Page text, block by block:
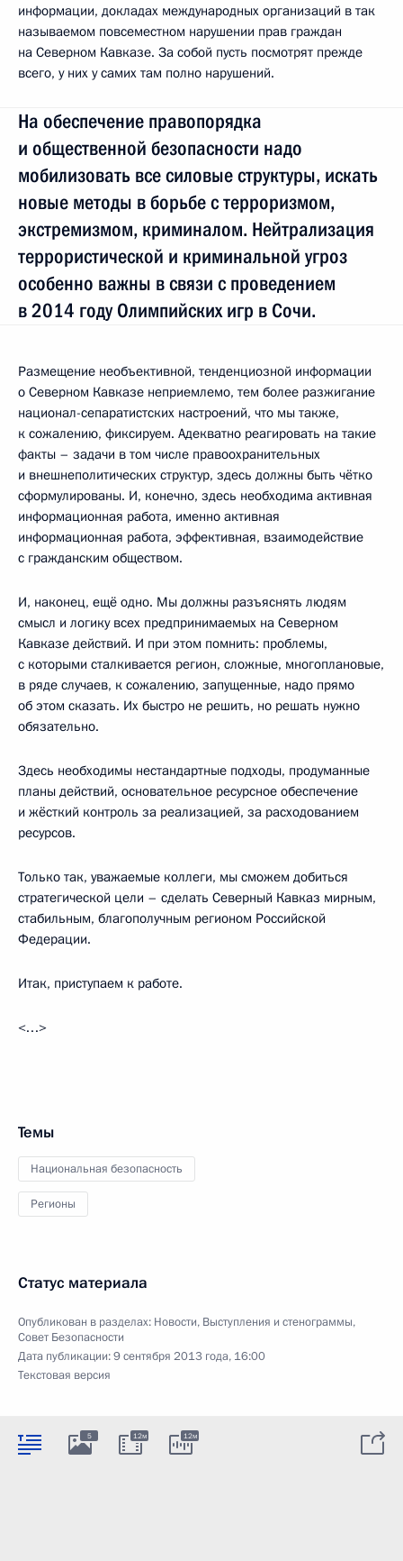
информации, докладах международных организаций в так
называемом повсеместном нарушении прав граждан
на Северном Кавказе. За собой пусть посмотрят прежде
всего, у них у самих там полно нарушений.
На обеспечение правопорядка
и общественной безопасности надо
мобилизовать все силовые структуры, искать
новые методы в борьбе с терроризмом,
экстремизмом, криминалом. Нейтрализация
террористической и криминальной угроз
особенно важны в связи с проведением
в 2014 году Олимпийских игр в Сочи.
Размещение необъективной, тенденциозной информации
о Северном Кавказе неприемлемо, тем более разжигание
национал-сепаратистских настроений, что мы также,
к сожалению, фиксируем. Адекватно реагировать на такие
факты – задачи в том числе правоохранительных
и внешнеполитических структур, здесь должны быть чётко
сформулированы. И, конечно, здесь необходима активная
информационная работа, именно активная
информационная работа, эффективная, взаимодействие
с гражданским обществом.
И, наконец, ещё одно. Мы должны разъяснять людям
смысл и логику всех предпринимаемых на Северном
Кавказе действий. И при этом помнить: проблемы,
с которыми сталкивается регион, сложные, многоплановые,
в ряде случаев, к сожалению, запущенные, надо прямо
об этом сказать. Их быстро не решить, но решать нужно
обязательно.
Здесь необходимы нестандартные подходы, продуманные
планы действий, основательное ресурсное обеспечение
и жёсткий контроль за реализацией, за расходованием
ресурсов.
Только так, уважаемые коллеги, мы сможем добиться
стратегической цели – сделать Северный Кавказ мирным,
стабильным, благополучным регионом Российской
Федерации.
Итак, приступаем к работе.
<…>
Темы
Национальная безопасность
Регионы
Статус материала
Опубликован в разделах: Новости, Выступления и стенограммы,
Совет Безопасности
Дата публикации:9 сентября 2013 года, 16:00
Текстовая версия
5 12м 12м